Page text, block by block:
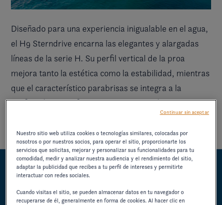
Diseñado para una experiencia inigualable en el agua,
el H9 Sterndrive encarna las elegantes y alargadas
líneas de la serie H. Su perfil vertical de la proa
mejora tanto la estética como la estabilidad, mientras
que el característico parabrisas se integra a la
perfección para ofrecer una visibilidad óptima y una
REFINAMIENTO
INCONFUNDIBLE
Nuestro sitio web utiliza cookies o tecnologías similares, colocadas por
nosotros o por nuestros socios, para operar el sitio, proporcionarte los
servicios que solicitas, mejorar y personalizar sus funcionalidades para tu
comodidad, medir y analizar nuestra audiencia y el rendimiento del sitio,
adaptar la publicidad que recibes a tu perfil de intereses y permitirte
interactuar con redes sociales.
Cuando visitas el sitio, se pueden almacenar datos en tu navegador o
recuperarse de él, generalmente en forma de cookies. Al hacer clic en
Continuar sin aceptar